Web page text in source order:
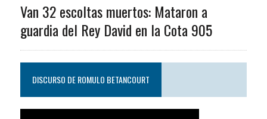
Van 32 escoltas muertos: Mataron a
guardia del Rey David en la Cota 905
DISCURSO DE ROMULO BETANCOURT